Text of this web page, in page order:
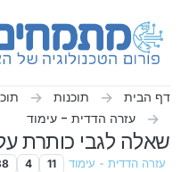
דף הבית תוכנות
עזרה הדדית - עימוד
שאלה לגבי כותרת
עזרה הדדית - עימוד 11
4